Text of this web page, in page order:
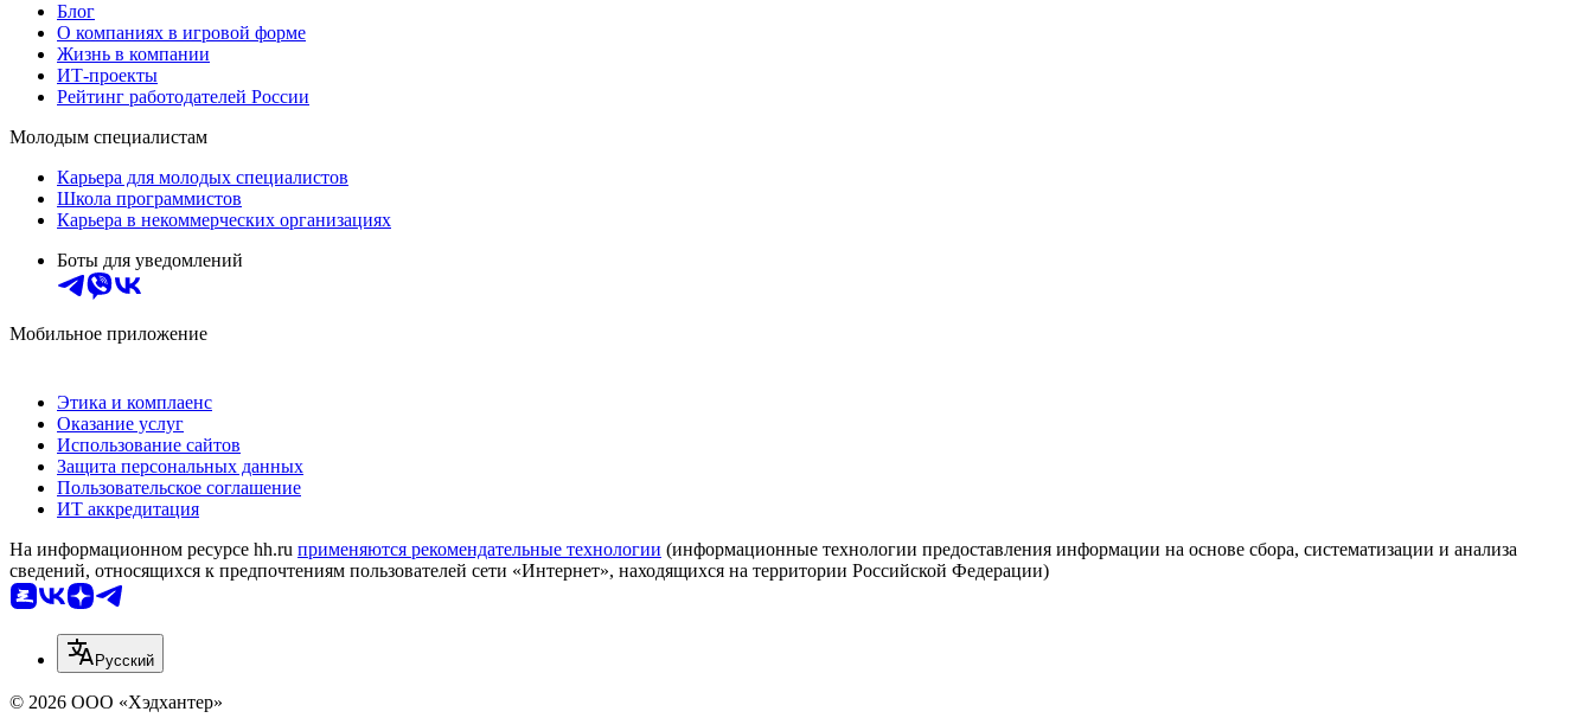
Блог
О компаниях в игровой форме
Жизнь в компании
ИТ-проекты
Рейтинг работодателей России
Молодым специалистам
Карьера для молодых специалистов
Школа программистов
Карьера в некоммерческих организациях
Боты для уведомлений
Мобильное приложение
Этика и комплаенс
Оказание услуг
Использование сайтов
Защита персональных данных
Пользовательское соглашение
ИТ аккредитация
На информационном ресурсе hh.ru применяются рекомендательные технологии (информационные технологии предоставления информации на основе сбора, систематизации и анализа
сведений, относящихся к предпочтениям пользователей сети «Интернет», находящихся на территории Российской Федерации)
Русский
© 2026 ООО «Хэдхантер»